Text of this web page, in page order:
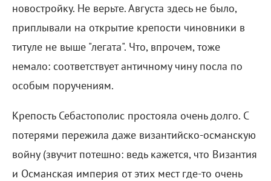
новостройку. Не верьте. Августа здесь не было,
приплывали на открытие крепости чиновники в
титуле не выше "легата". Что, впрочем, тоже
немало: соответствует античному чину посла по
особым поручениям.
Крепость Себастополис простояла очень долго. С
потерями пережила даже византийско-османскую
войну (звучит потешно: ведь кажется, что Византия
и Османская империя от этих мест где-то очень